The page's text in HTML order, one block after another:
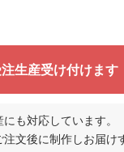
生産受け付けます
も対応しています。
文後に制作しお届け